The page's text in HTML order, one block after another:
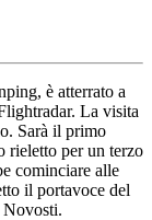
è atterrato a
La visita
Sarà il primo
rieletto per un terzo
cominciare alle
il portavoce del